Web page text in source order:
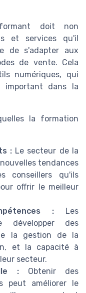
doit non
et services qu'il
de s'adapter aux
de vente. Cela
numériques, qui
dans la
la formation
:Le secteur de la
tendances
conseillers qu'ils
offrir le meilleur
: Les
développer des
la gestion de la
et la capacité à
secteur.
:Obtenir des
peut améliorer le